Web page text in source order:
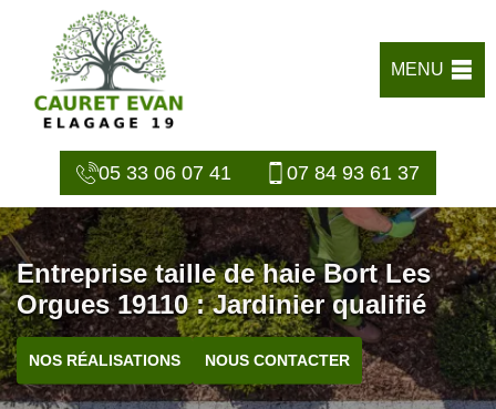
MENU
05 33 06 07 41 07 84 93 61 37
Entreprise taille de haie Bort Les
Orgues 19110 : Jardinier qualifié
NOS RÉALISATIONS NOUS CONTACTER